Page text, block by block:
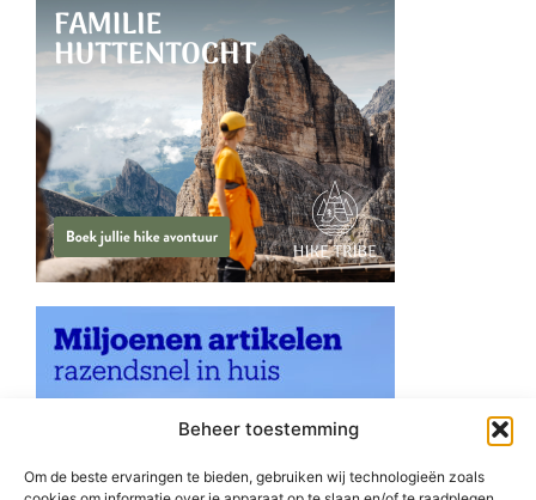
Beheer toestemming
Om de beste ervaringen te bieden, gebruiken wij technologieën zoals